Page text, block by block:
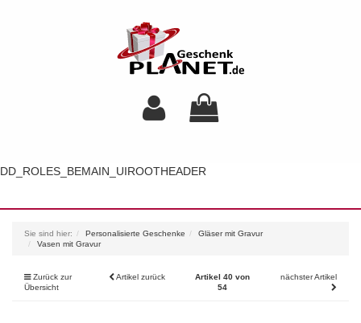
DD_ROLES_BEMAIN_UIROOTHEADER
Sie sind hier: Personalisierte Geschenke
Gläser mit Gravur
Vasen mit Gravur
Zurück zur
Übersicht
Artikel zurück
Artikel 40 von
54
nächster Artikel